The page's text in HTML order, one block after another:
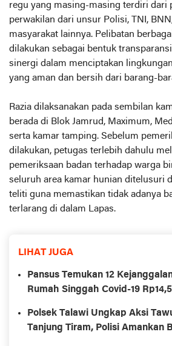
regu yang masing-masing terdiri dari
perwakilan dari unsur Polisi, TNI,
masyarakat lainnya. Pelibatan
dilakukan sebagai bentuk
sinergi dalam menciptakan
yang aman dan bersih dari barang-
Razia dilaksanakan pada sembilan
berada di Blok Jamrud, Maximum,
serta kamar tamping. Sebelum
dilakukan, petugas terlebih dahulu
pemeriksaan badan terhadap warga
seluruh area kamar hunian ditelusuri
teliti guna memastikan tidak adanya
terlarang di dalam Lapas.
LIHAT JUGA
Pansus Temukan 12
Rumah Singgah Covid-19
Polsek Talawi Ungkap Aksi
Tanjung Tiram, Polisi Amankan